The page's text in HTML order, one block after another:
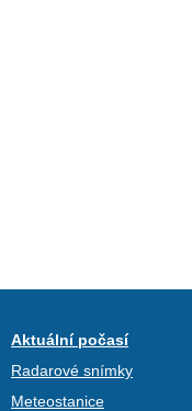
Aktuální počasí
Radarové snímky
Meteostanice